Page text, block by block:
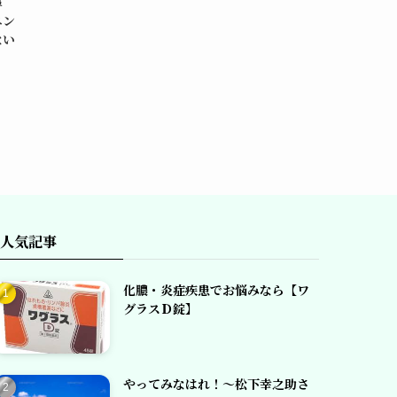
人気記事
化膿・炎症疾患でお悩みなら【ワ
グラスＤ錠】
やってみなはれ！～松下幸之助さ